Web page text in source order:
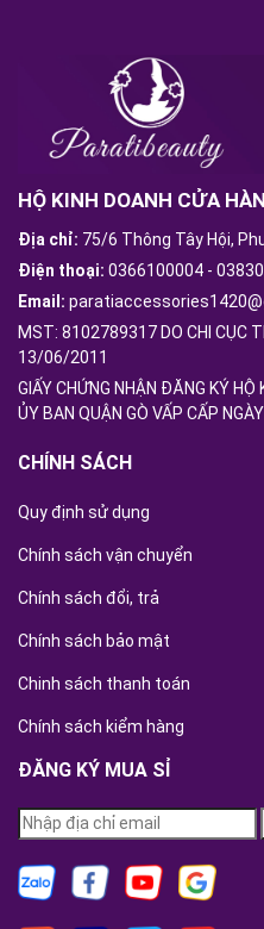
HỘ KINH DOANH CỬA
Địa chỉ: 75/6 Thông Tây Hội,
Điện thoại: 0366100004 -
Email:
MST: 8102789317 DO CHI CỤC
13/06/2011
GIẤY CHỨNG NHẬN ĐĂNG KÝ
ỦY BAN QUẬN GÒ VẤP CẤP
CHÍNH SÁCH
Quy định sử dụng
Chính sách vận chuyển
Chính sách đổi, trả
Chính sách bảo mật
Chinh sách thanh toán
Chính sách kiểm hàng
ĐĂNG KÝ MUA SỈ